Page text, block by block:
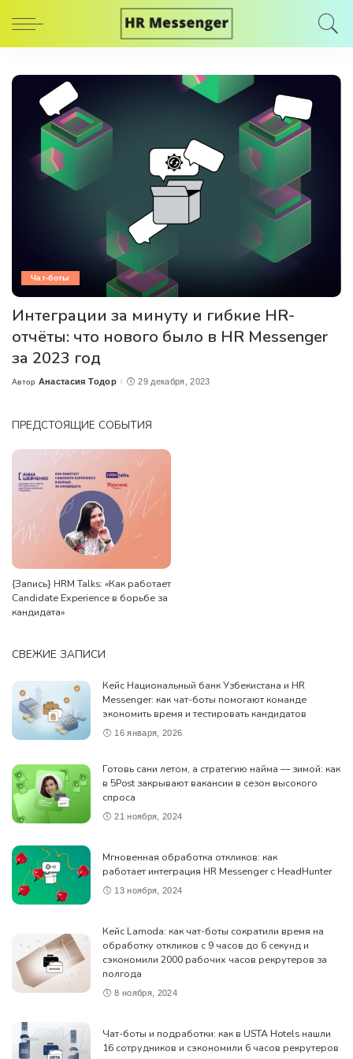
Чат-боты
Интеграции за минуту и гибкие HR-
отчёты: что нового было в HR Messenger
за 2023 год
Posted
Автор Анастасия Тодор 29 декабря, 2023
ПРЕДСТОЯЩИЕ СОБЫТИЯ
{Запись} HRM Talks: «Как работает
Candidate Experience в борьбе за
кандидата»
СВЕЖИЕ ЗАПИСИ
Кейс Национальный банк Узбекистана и HR
Messenger: как чат-боты помогают команде
экономить время и тестировать кандидатов
16 января, 2026
Готовь сани летом, а стратегию найма — зимой: как
в 5Post закрывают вакансии в сезон высокого
спроса
21 ноября, 2024
Мгновенная обработка откликов: как
работает интеграция HR Messenger с HeadHunter
13 ноября, 2024
Кейс Lamoda: как чат-боты сократили время на
обработку откликов с 9 часов до 6 секунд и
сэкономили 2000 рабочих часов рекрутеров за
полгода
8 ноября, 2024
Чат-боты и подработки: как в USTA Hotels нашли
16 сотрудников и сэкономили 6 часов рекрутеров